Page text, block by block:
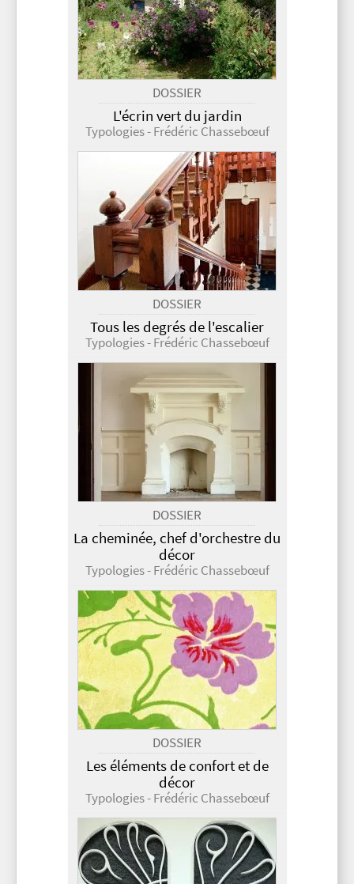
DOSSIER
L'écrin vert du jardin
Typologies - Frédéric Chassebœuf
DOSSIER
Tous les degrés de l'escalier
Typologies - Frédéric Chassebœuf
DOSSIER
La cheminée, chef d'orchestre du
décor
Typologies - Frédéric Chassebœuf
DOSSIER
Les éléments de confort et de
décor
Typologies - Frédéric Chassebœuf